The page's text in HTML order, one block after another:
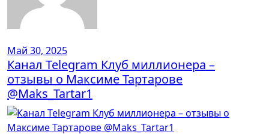
Май 30, 2025
Канал Telegram Клуб миллионера –
отзывы о Максиме Тартарове
@Maks_Tartar1